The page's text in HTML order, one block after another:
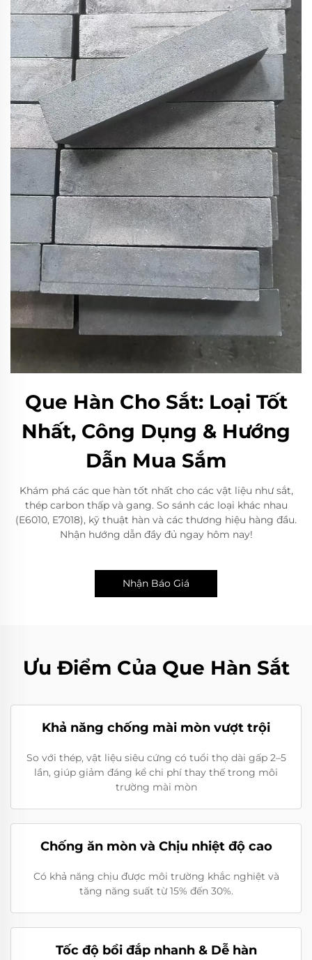
Que Hàn Cho Sắt: Loại Tốt
Nhất, Công Dụng & Hướng
Dẫn Mua Sắm
Khám phá các que hàn tốt nhất cho các vật liệu như sắt,
thép carbon thấp và gang. So sánh các loại khác nhau
(E6010, E7018), kỹ thuật hàn và các thương hiệu hàng đầu.
Nhận hướng dẫn đầy đủ ngay hôm nay!
Nhận Báo Giá
Ưu Điểm Của Que Hàn Sắt
Khả năng chống mài mòn vượt trội
So với thép, vật liệu siêu cứng có tuổi thọ dài gấp 2–5
lần, giúp giảm đáng kể chi phí thay thế trong môi
trường mài mòn
Chống ăn mòn và Chịu nhiệt độ cao
Có khả năng chịu được môi trường khắc nghiệt và
tăng năng suất từ 15% đến 30%.
Tốc độ bồi đắp nhanh & Dễ hàn